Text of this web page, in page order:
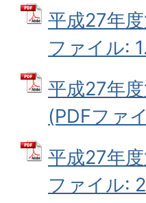
平成27年
ファイル:
平成27年
(PDFファ
平成27年
ファイル: